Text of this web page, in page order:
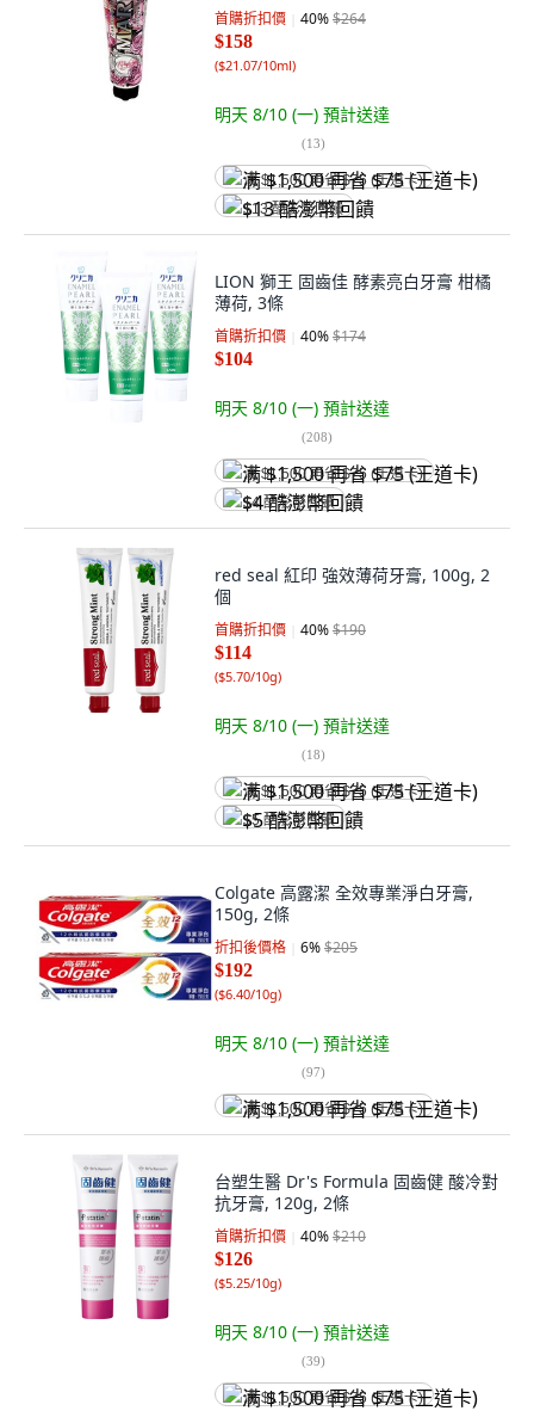
首購折扣價 40%$264
$158
($21.07/10ml)
明天 8/10 (一) 預計送達
(13)
满 $1,500 再省 $75 (王道卡)
$13 酷澎幣回饋
LION 獅王 固齒佳 酵素亮白牙膏 柑橘
薄荷, 3條
首購折扣價 40%$174
$104
明天 8/10 (一) 預計送達
(208)
满 $1,500 再省 $75 (王道卡)
$4 酷澎幣回饋
red seal 紅印 強效薄荷牙膏, 100g, 2
個
首購折扣價 40%$190
$114
($5.70/10g)
明天 8/10 (一) 預計送達
(18)
满 $1,500 再省 $75 (王道卡)
$5 酷澎幣回饋
Colgate 高露潔 全效專業淨白牙膏,
150g, 2條
折扣後價格 6%$205
$192
($6.40/10g)
明天 8/10 (一) 預計送達
(97)
满 $1,500 再省 $75 (王道卡)
台塑生醫 Dr's Formula 固齒健 酸冷對
抗牙膏, 120g, 2條
首購折扣價 40%$210
$126
($5.25/10g)
明天 8/10 (一) 預計送達
(39)
满 $1,500 再省 $75 (王道卡)